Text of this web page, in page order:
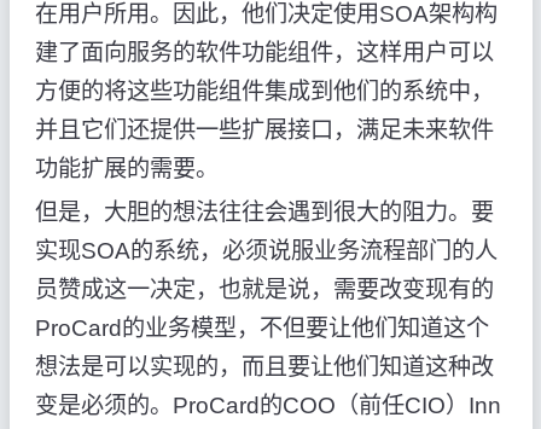
在用户所用。因此，他们决定使用SOA架构构
建了面向服务的软件功能组件，这样用户可以
方便的将这些功能组件集成到他们的系统中，
并且它们还提供一些扩展接口，满足未来软件
功能扩展的需要。
但是，大胆的想法往往会遇到很大的阻力。要
实现SOA的系统，必须说服业务流程部门的人
员赞成这一决定，也就是说，需要改变现有的
ProCard的业务模型，不但要让他们知道这个
想法是可以实现的，而且要让他们知道这种改
变是必须的。ProCard的COO（前任CIO）Inn